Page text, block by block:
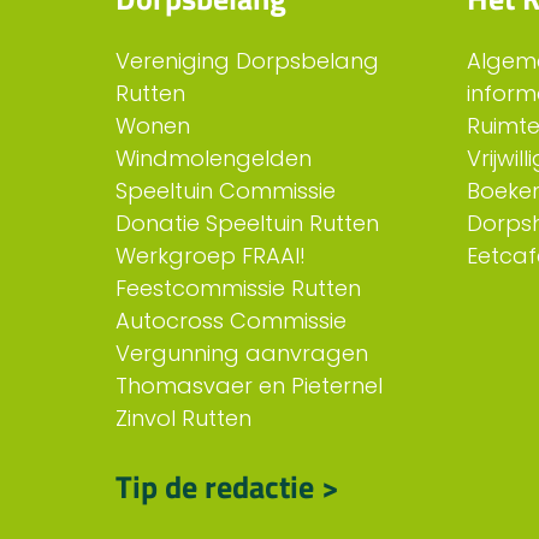
Vereniging Dorpsbelang
Rutten
Wonen
Windmolengelden
Speeltuin Commissie
Donatie Speeltuin Rutten
Werkgroep FRAAI!
Feestcommissie Rutten
Autocross Commissie
Vergunning aanvragen
Thomasvaer en Pieternel
Zinvol Rutten
Tip de redactie >